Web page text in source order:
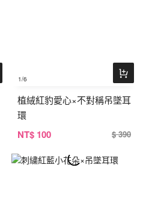
1/6
植絨紅豹愛心×不對稱吊墜耳
環
NT$ 100 $ 390